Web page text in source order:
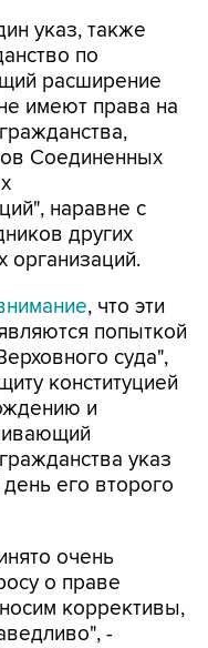
указ, также
по
расширение
имеют права на
Соединенных
наравне с
других
организаций.
, что эти
попыткой
суда",
конституцией
и
указ
его второго
очень
о праве
коррективы,
-